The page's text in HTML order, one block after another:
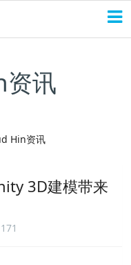
讯
Hin资讯
3D建模带来